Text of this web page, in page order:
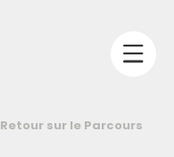
Retour sur le Parcours